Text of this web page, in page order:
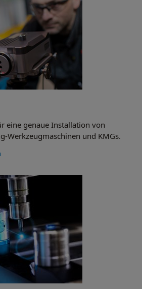
eine genaue Installation von
Werkzeugmaschinen und KMGs.